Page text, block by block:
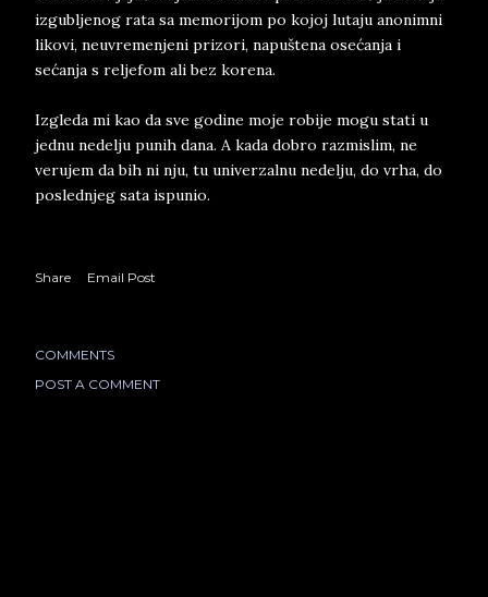
izgubljenog rata sa memorijom po kojoj lutaju anonimni
likovi, neuvremenjeni prizori, napuštena osećanja i
sećanja s reljefom ali bez korena.
Izgleda mi kao da sve godine moje robije mogu stati u
jednu nedelju punih dana. A kada dobro razmislim, ne
verujem da bih ni nju, tu univerzalnu nedelju, do vrha, do
poslednjeg sata ispunio.
Share Email Post
COMMENTS
POST A COMMENT